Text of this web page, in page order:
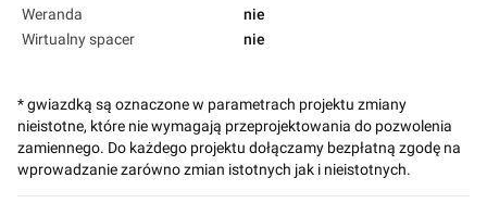
Weranda
nie
Wirtualny spacer
nie
* gwiazdką są oznaczone w parametrach projektu zmiany
nieistotne, które nie wymagają przeprojektowania do pozwolenia
zamiennego. Do każdego projektu dołączamy bezpłatną zgodę na
wprowadzanie zarówno zmian istotnych jak i nieistotnych.